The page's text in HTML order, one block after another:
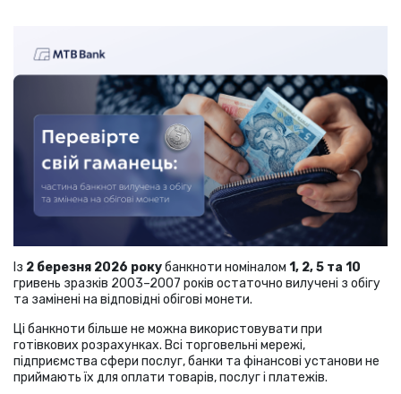
Із 2 березня 2026 рокубанкноти номіналом 1, 2, 5 та 10
гривень зразків 2003–2007 років остаточно вилучені з обігу
та замінені на відповідні обігові монети.
Ці банкноти більше не можна використовувати при
готівкових розрахунках. Всі торговельні мережі,
підприємства сфери послуг, банки та фінансові установи не
приймають їх для оплати товарів, послуг і платежів.